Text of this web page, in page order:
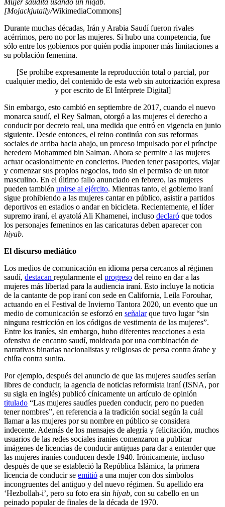
[Mojackjutaily/WikimediaCommons]
Durante muchas décadas, Irán y Arabia Saudí fueron rivales
acérrimos, pero no por las mujeres. Si hubo una competencia, fue
sólo entre los gobiernos por quién podía imponer más limitaciones a
su población femenina.
[Se prohíbe expresamente la reproducción total o parcial, por
cualquier medio, del contenido de esta web sin autorización expresa
y por escrito de El Intérprete Digital]
Sin embargo, esto cambió en septiembre de 2017, cuando el nuevo
monarca saudí, el Rey Salman, otorgó a las mujeres el derecho a
conducir por decreto real, una medida que entró en vigencia en junio
siguiente. Desde entonces, el reino continúa con sus reformas
sociales de arriba hacia abajo, un proceso impulsado por el príncipe
heredero Mohammed bin Salman. Ahora se permite a las mujeres
actuar ocasionalmente en conciertos. Pueden tener pasaportes, viajar
y comenzar sus propios negocios, todo sin el permiso de un tutor
masculino. En el último fallo anunciado en febrero, las mujeres
pueden también unirse al ejército. Mientras tanto, el gobierno iraní
sigue prohibiendo a las mujeres cantar en público, asistir a partidos
deportivos en estadios o andar en bicicleta. Recientemente, el líder
supremo iraní, el ayatolá Ali Khamenei, incluso declaró que todos
los personajes femeninos en las caricaturas deben aparecer con
hiyab.
El discurso mediático
Los medios de comunicación en idioma persa cercanos al régimen
saudí, destacan regularmente el progreso del reino en dar a las
mujeres más libertad para la audiencia iraní. Esto incluye la noticia
de la cantante de pop iraní con sede en California, Leila Forouhar,
actuando en el Festival de Invierno Tantora 2020, un evento que un
medio de comunicación se esforzó en señalarque tuvo lugar “sin
ninguna restricción en los códigos de vestimenta de las mujeres”.
Entre los iraníes, sin embargo, hubo diferentes reacciones a esta
ofensiva de encanto saudí, moldeada por una combinación de
narrativas binarias nacionalistas y religiosas de persa contra árabe y
chiíta contra sunita.
Por ejemplo, después del anuncio de que las mujeres saudíes serían
libres de conducir, la agencia de noticias reformista iraní (ISNA, por
su sigla en inglés) publicó cínicamente un artículo de opinión
titulado “Las mujeres saudíes pueden conducir, pero no pueden
tener nombres”, en referencia a la tradición social según la cuál
llamar a las mujeres por su nombre en público se considera
indecente. Además de los mensajes de alegría y felicitación, muchos
usuarios de las redes sociales iraníes comenzaron a publicar
imágenes de licencias de conducir antiguas para dar a entender que
las mujeres iraníes conducen desde 1940. Irónicamente, incluso
después de que se estableció la República Islámica, la primera
licencia de conducir se emitió a una mujer con dos símbolos
incongruentes del antiguo y del nuevo régimen. Su apellido era
‘Hezbollah-i’, pero su foto era sin hiyab, con su cabello en un
peinado popular de finales de la década de 1970.